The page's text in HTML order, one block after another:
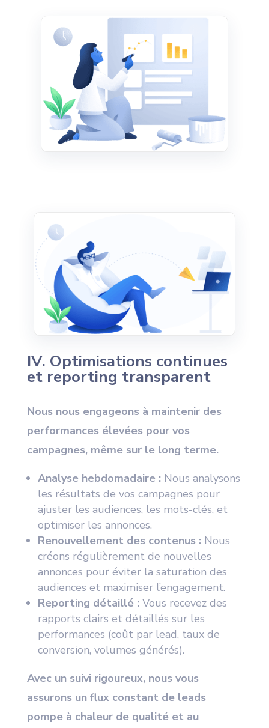
IV. Optimisations continues
et reporting transparent
Nous nous engageons à maintenir des
performances élevées pour vos
campagnes, même sur le long terme.
Analyse hebdomadaire :Nous analysons
les résultats de vos campagnes pour
ajuster les audiences, les mots-clés, et
optimiser les annonces.
Renouvellement des contenus :Nous
créons régulièrement de nouvelles
annonces pour éviter la saturation des
audiences et maximiser l’engagement.
Reporting détaillé :Vous recevez des
rapports clairs et détaillés sur les
performances (coût par lead, taux de
conversion, volumes générés).
Avec un suivi rigoureux, nous vous
assurons un flux constant de leads
pompe à chaleur de qualité et au